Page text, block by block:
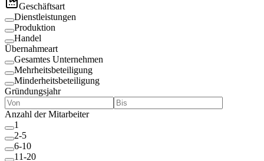
Geschäftsart
Dienstleistungen
Produktion
Handel
Übernahmeart
Gesamtes Unternehmen
Mehrheitsbeteiligung
Minderheitsbeteiligung
Gründungsjahr
Anzahl der Mitarbeiter
1
2-5
6-10
11-20